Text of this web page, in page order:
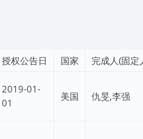
授权公告日 国家 完成人(固定
2019-01-
01
美国 仇旻,李强